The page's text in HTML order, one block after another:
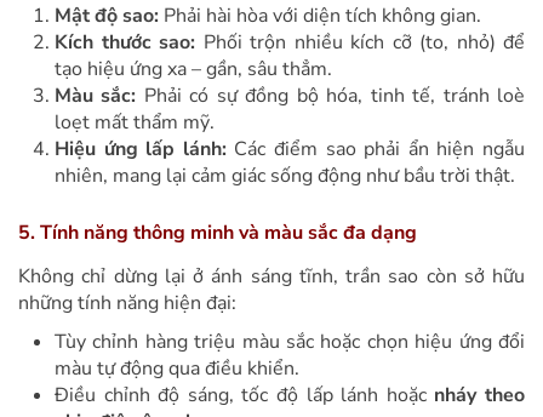
Mật độ sao: Phải hài hòa với diện tích không gian.
Kích thước sao: Phối trộn nhiều kích cỡ (to, nhỏ) để
tạo hiệu ứng xa – gần, sâu thẳm.
Màu sắc: Phải có sự đồng bộ hóa, tinh tế, tránh loè
loẹt mất thẩm mỹ.
Hiệu ứng lấp lánh: Các điểm sao phải ẩn hiện ngẫu
nhiên, mang lại cảm giác sống động như bầu trời thật.
5. Tính năng thông minh và màu sắc đa dạng
Không chỉ dừng lại ở ánh sáng tĩnh, trần sao còn sở hữu
những tính năng hiện đại:
Tùy chỉnh hàng triệu màu sắc hoặc chọn hiệu ứng đổi
màu tự động qua điều khiển.
Điều chỉnh độ sáng, tốc độ lấp lánh hoặc nháy theo